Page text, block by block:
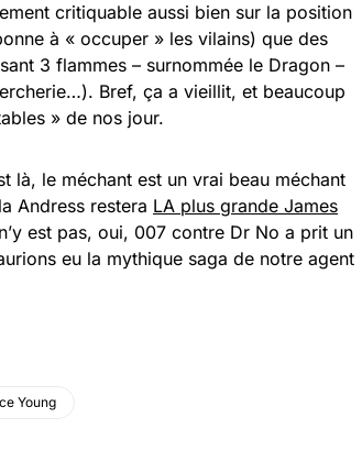
critiquable aussi bien sur la position
à « occuper » les vilains) que des
3 flammes – surnommée le Dragon –
Bref, ça a vieillit, et beaucoup
» de nos jour.
là, le méchant est un vrai beau méchant
Andress restera LA plus grande James
est pas, oui, 007 contre Dr No a prit un
eu la mythique saga de notre agent
Young